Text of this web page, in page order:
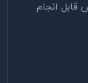
قابل انجام